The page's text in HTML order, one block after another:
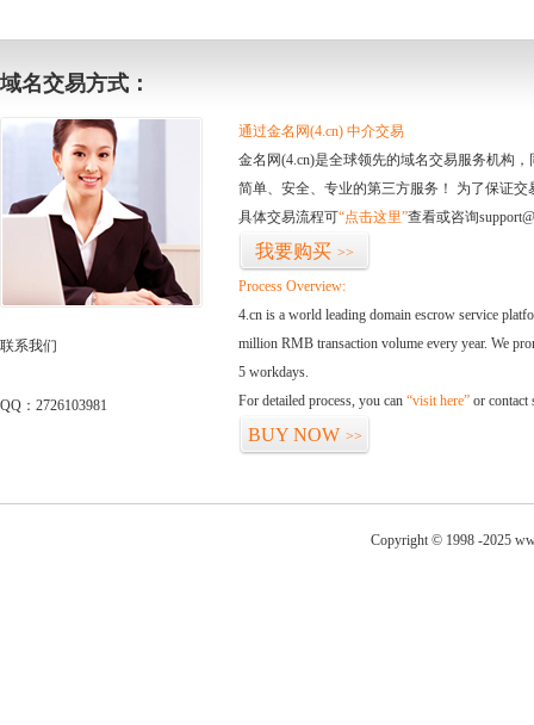
域名交易方式：
联系我们
QQ：2726103981
通过金名网(4.cn) 中介交易
金名网(4.cn)是全球领先的域名交易服务机构
简单、安全、专业的第三方服务！ 为了保证
具体交易流程可“点击这里”查看或咨询
我要购买 >>
Process Overview:
4.cn is a world leading domain escrow service
million RMB transaction volume every year. We
5 workdays.
For detailed process, you can “visit here” or contact
BUY NOW >>
Copyright © 1998 -2025